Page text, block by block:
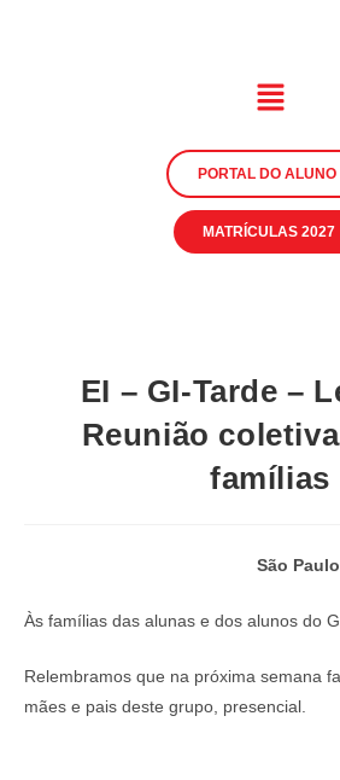
PORTAL DO ALUNO
MATRÍCULAS 2027
EI – GI-Tarde –
Reunião
famílias
São
Às famílias das alunas e dos alunos do
Relembramos que na próxima semana
mães e pais deste grupo, presencial.